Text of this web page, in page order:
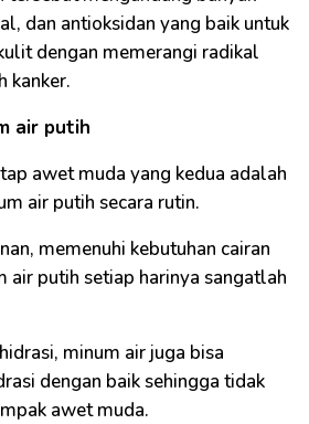
dan antioksidan yang baik untuk
dengan memerangi radikal
kanker.
air putih
awet muda yang kedua adalah
air putih secara rutin.
memenuhi kebutuhan cairan
air putih setiap harinya sangatlah
minum air juga bisa
dengan baik sehingga tidak
awet muda.